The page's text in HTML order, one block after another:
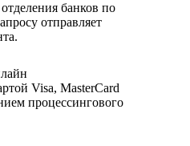
банков по
отправляет
Visa, MasterCard
процессингового